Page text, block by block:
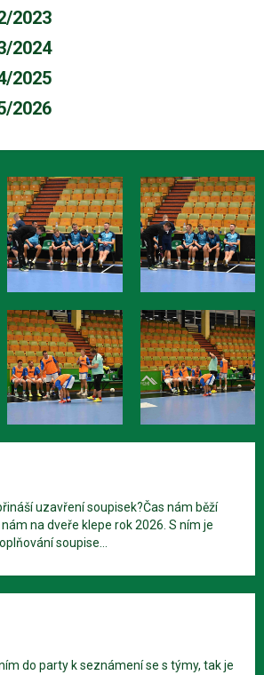
2023
2024
2025
2026
uzavření soupisek?Čas nám běží
na dveře klepe rok 2026. S ním je
soupise...
do party k seznámení se s týmy, tak je